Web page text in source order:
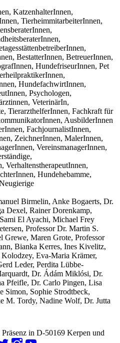
KatzenhalterInnen,
TierheimmitarbeiterInnen,
BestatterInnen, BetreuerInnen,
HundefriseurInnen, Pet
HundefachwirtInnen,
Psychologen,
VeterinärIn,
TierarzthelferInnen, Fachkraft für
AusbilderInnen
FachjournalistInnen,
ZeichnerInnen, MalerInnen,
VereinsmanagerInnen,
VerhaltenstherapeutInnen,
Hundehebamme,
Birmelin, Anke Bogaerts, Dr.
Dexel, Rainer Dorenkamp,
El Ayachi, Michael Frey
Professor Dr. Martin S.
Grewe, Maren Grote, Professor
Bianka Kerres, Ines Kivelitz,
Eva-Maria Krämer,
Leder, Perdita Lübbe-
Dr. Ádám Miklósi, Dr.
Pfeifle, Dr. Carlo Pingen, Lisa
Simon, Sophie Strodtbeck,
M. Tordy, Nadine Wolf, Dr. Jutta
Präsenz in D-50169 Kerpen und